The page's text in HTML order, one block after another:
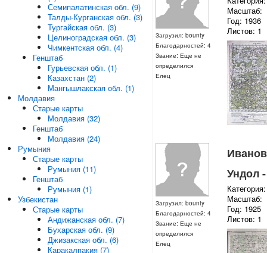
Загрузил: bounty
Благодарностей: 4
Звание: Еще не
определился
Елец
Масштаб:
Год: 1936
Листов: 1
Загрузил: bounty
Благодарностей: 4
Звание: Еще не
определился
Елец
Ундол
Масштаб:
Год: 1925
Листов: 1
Семипалатинская обл. (9)
Талды-Курганская обл. (3)
Тургайская обл. (3)
Целиноградская обл. (3)
Чимкентская обл. (4)
Генштаб
Гурьевская обл. (1)
Казахстан (2)
Мангышлакская обл. (1)
Молдавия
Старые карты
Молдавия (32)
Генштаб
Молдавия (24)
Румыния
Старые карты
Румыния (11)
Генштаб
Румыния (1)
Узбекистан
Старые карты
Андижанская обл. (7)
Бухарская обл. (9)
Джизакская обл. (6)
Каракалпакия (7)